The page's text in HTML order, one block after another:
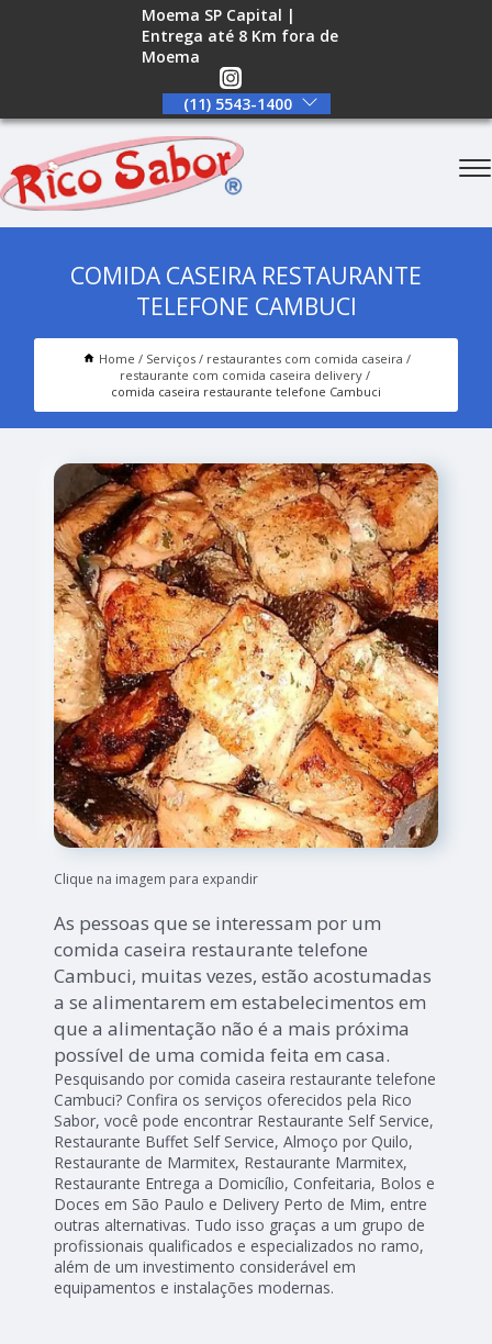
Moema SP Capital |
Entrega até 8 Km fora de
Moema
(11) 5543-1400
COMIDA CASEIRA RESTAURANTE
TELEFONE CAMBUCI
Home Serviços
restaurantes com comida caseira
restaurante com comida caseira delivery
comida caseira restaurante telefone Cambuci
Clique na imagem para expandir
As pessoas que se interessam por um
comida caseira restaurante telefone
Cambuci, muitas vezes, estão acostumadas
a se alimentarem em estabelecimentos em
que a alimentação não é a mais próxima
possível de uma comida feita em casa.
Pesquisando por comida caseira restaurante telefone
Cambuci? Confira os serviços oferecidos pela Rico
Sabor, você pode encontrar Restaurante Self Service,
Restaurante Buffet Self Service, Almoço por Quilo,
Restaurante de Marmitex, Restaurante Marmitex,
Restaurante Entrega a Domicílio, Confeitaria, Bolos e
Doces em São Paulo e Delivery Perto de Mim, entre
outras alternativas. Tudo isso graças a um grupo de
profissionais qualificados e especializados no ramo,
além de um investimento considerável em
equipamentos e instalações modernas.